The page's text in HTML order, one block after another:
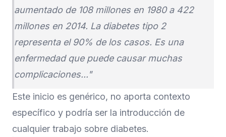
aumentado de 108 millones en 1980 a 422
millones en 2014. La diabetes tipo 2
representa el 90% de los casos. Es una
enfermedad que puede causar muchas
complicaciones..."
Este inicio es genérico, no aporta contexto
específico y podría ser la introducción de
cualquier trabajo sobre diabetes.